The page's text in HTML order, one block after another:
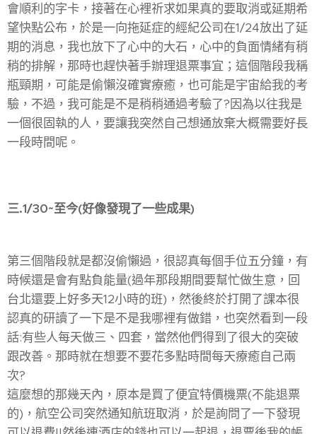
會順利的字卡，接著在心裡祈求如果真的要取消或延期希
望快點公布，於是一向拖延症的經紀公司在1/24放出了延
期的消息，我也放下了心中的大石，心中的負面情緒有稍
稍的排解，那時也趕快著手辦理退票事宜；這個階段我稱
瓶頸期，可能是偷懶沒確實療癒，也可能是宇宙給我的考
驗，不過，我可能是不是稍稍通過考驗了?因為以往我是
一個很固執的人，要讓我突然自己想通放棄大概需要好長
一段時間呢。
三.1/30~至今(好像發現了一些成果)
第三個階段就是都沒偷懶過，很認真每個手位五分鐘，有
時候還是會有點負能量(過年那段期間要幫忙做生意，回
台北還要上好多天12小時的班)，然後終於打開了課本很
認真的研讀了一下是不是我哪裡有做錯，也突然看到一段
話:有些人每天做三、四套，當然他們得到了很大的突破
跟改善。那時就在想要不要花多點時間每天療癒自己兩
次?
這麼想的那幾天內，原本是買了便宜特價機票(不能退票
的)，航空公司突然通知航班取消，於是詢問了一下發現